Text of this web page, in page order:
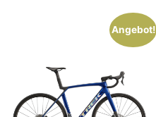
Angebot!